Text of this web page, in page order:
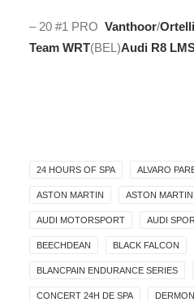
– 20 #1 PRO Vanthoor/Ortelli
Team WRT(BEL)Audi R8
24 HOURS OF SPA ALVARO
ASTON MARTIN ASTON
AUDI MOTORSPORT AUDI
BEECHDEAN BLACK FALCON
BLANCPAIN ENDURANCE SERIES
CONCERT 24H DE SPA